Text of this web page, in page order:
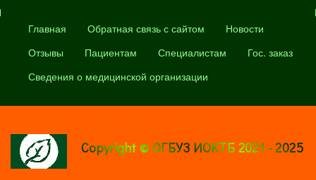
Главная Обратная связь с сайтом
Новости
Отзывы
Пациентам Специалистам
Гос. заказ
Сведения о медицинской организации
Copyright © ОГБУЗ ИОКТБ 2021 - 2025